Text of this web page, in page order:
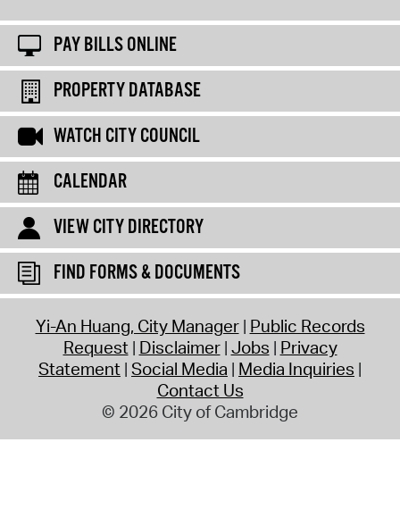
PAY BILLS ONLINE
PROPERTY DATABASE
WATCH CITY COUNCIL
CALENDAR
VIEW CITY DIRECTORY
FIND FORMS & DOCUMENTS
Yi-An Huang, City Manager Public Records
Request Disclaimer Jobs Privacy
Statement Social Media Media Inquiries
Contact Us
© 2026 City of Cambridge